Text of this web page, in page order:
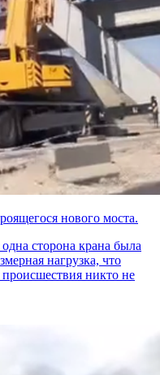
нового моста.
сторона крана была
нагрузка, что
происшествия никто не